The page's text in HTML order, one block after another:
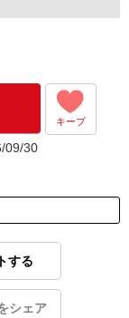
キープ
09/30
する
シェア